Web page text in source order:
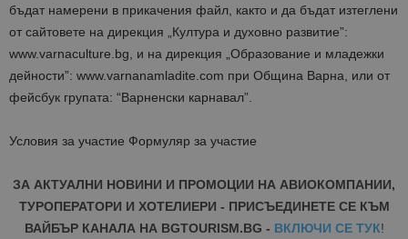
бъдат намерени в прикачения файл, както и да бъдат изтеглени
от сайтовете на дирекция „Култура и духовно развитие”:
www.varnaculture.bg, и на дирекция „Образование и младежки
дейности”: www.varnanamladite.com при Община Варна, или от
фейсбук групата: “Варненски карнавал”.
Условия за участие Формуляр за участие
ЗА АКТУАЛНИ НОВИНИ И ПРОМОЦИИ НА АВИОКОМПАНИИ,
ТУРОПЕРАТОРИ И ХОТЕЛИЕРИ - ПРИСЪЕДИНЕТЕ СЕ КЪМ
ВАЙБЪР КАНАЛА НА BGTOURISM.BG - ВКЛЮЧИ СЕ ТУК!